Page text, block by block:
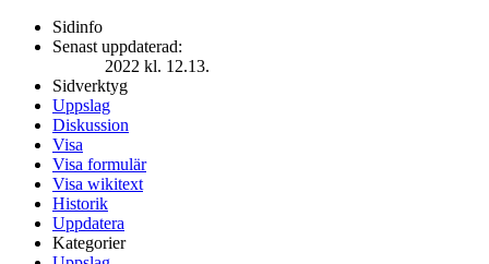
Sidinfo
Senast uppdaterad:
2022 kl. 12.13.
Sidverktyg
Uppslag
Diskussion
Visa
Visa formulär
Visa wikitext
Historik
Uppdatera
Kategorier